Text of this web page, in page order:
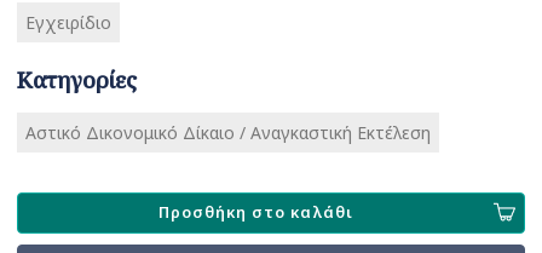
Εγχειρίδιο
Κατηγορίες
Αστικό Δικονομικό Δίκαιο / Αναγκαστική Εκτέλεση
Προσθήκη στο καλάθι